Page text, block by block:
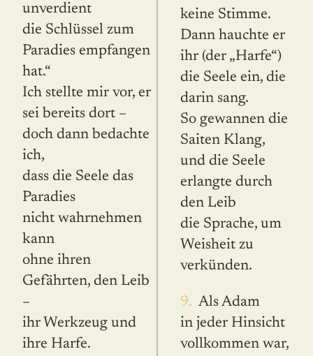
unverdient
die Schlüssel zum
Paradies empfangen
hat.“
Ich stellte mir vor, er
sei bereits dort –
doch dann bedachte
ich,
dass die Seele das
Paradies
nicht wahrnehmen
kann
ohne ihren
Gefährten, den Leib
–
ihr Werkzeug und
ihre Harfe.
keine Stimme.
Dann hauchte er
ihr (der „Harfe“)
die Seele ein, die
darin sang.
So gewannen die
Saiten Klang,
und die Seele
erlangte durch
den Leib
die Sprache, um
Weisheit zu
verkünden.
9. Als Adam
in jeder Hinsicht
vollkommen war,